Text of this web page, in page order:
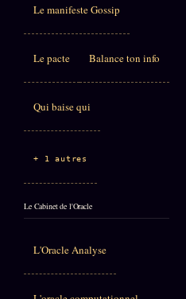
Le manifeste Gossip
Le pacte Balance ton info
Qui baise qui
+ 1 autres
Le Cabinet de l'Oracle
L'Oracle Analyse